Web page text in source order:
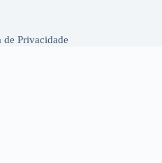
de Privacidade